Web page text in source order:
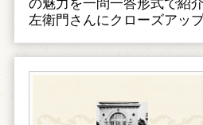
の魅力を一問一答形式で紹
左衛門さんにクローズアップ